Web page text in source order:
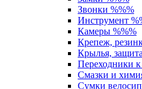
Звонки %%%
Инструмент
Камеры %%%
Крепеж,
Крылья,
Переходники
Смазки и
Сумки